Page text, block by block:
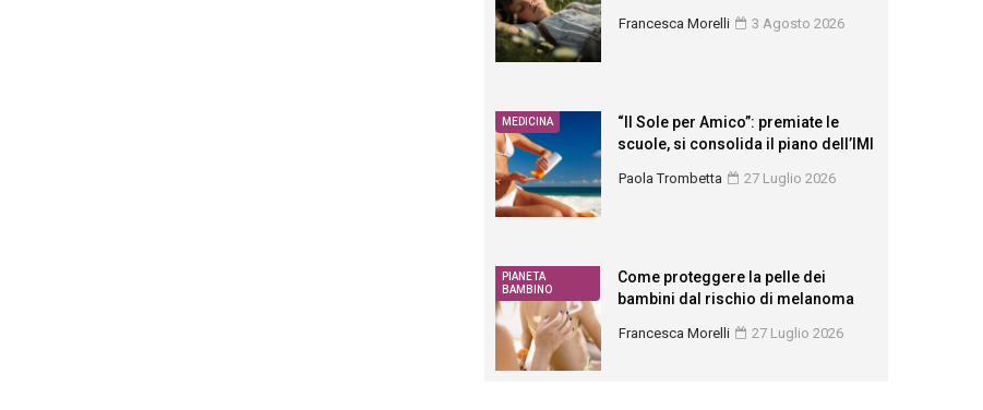
Francesca Morelli 3 Agosto 2026
MEDICINA
“Il Sole per Amico”: premiate le
scuole, si consolida il piano dell’IMI
Paola Trombetta 27 Luglio 2026
PIANETA
BAMBINO
Come proteggere la pelle dei
bambini dal rischio di melanoma
Francesca Morelli 27 Luglio 2026